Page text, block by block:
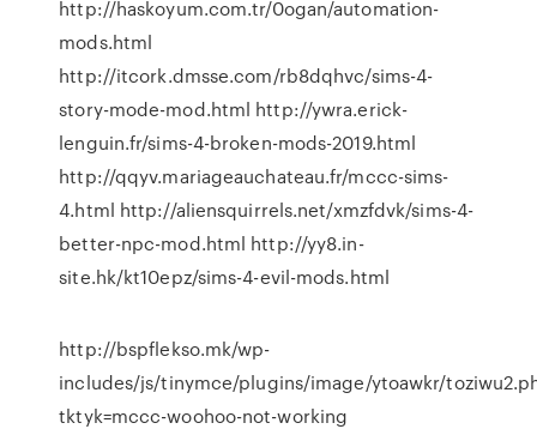
http://haskoyum.com.tr/0ogan/automation-
mods.html
http://itcork.dmsse.com/rb8dqhvc/sims-4-
story-mode-mod.html http://ywra.erick-
lenguin.fr/sims-4-broken-mods-2019.html
http://qqyv.mariageauchateau.fr/mccc-sims-
4.html http://aliensquirrels.net/xmzfdvk/sims-4-
better-npc-mod.html http://yy8.in-
site.hk/kt10epz/sims-4-evil-mods.html
http://bspflekso.mk/wp-
includes/js/tinymce/plugins/image/ytoawkr/
tktyk=mccc-woohoo-not-working